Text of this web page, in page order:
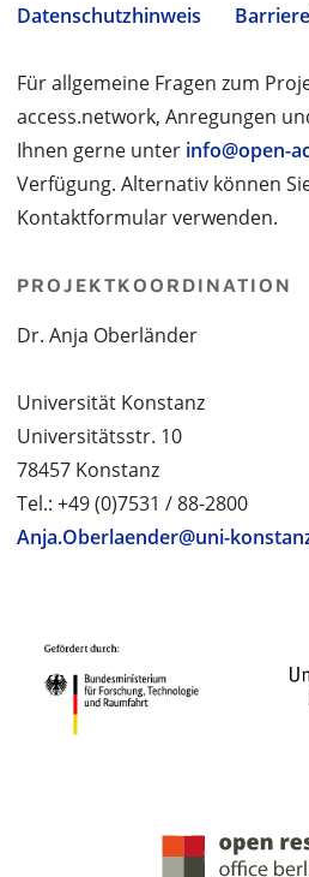
Datenschutzhinweis
Für allgemeine Fragen zum
access.network, Anregungen
Ihnen gerne unter info@open-
Verfügung. Alternativ können
Kontaktformular verwenden.
PROJEKTKOORDINATION
Dr. Anja Oberländer
Universität Konstanz
Universitätsstr. 10
78457 Konstanz
Tel.: +49 (0)7531 / 88-2800
Anja.Oberlaender@uni-